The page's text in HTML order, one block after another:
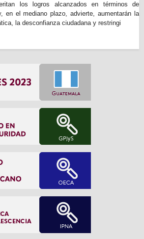
los logros alcanzados en términos de
en el mediano plazo, advierte, aumentarán la
la desconfianza ciudadana y restringi